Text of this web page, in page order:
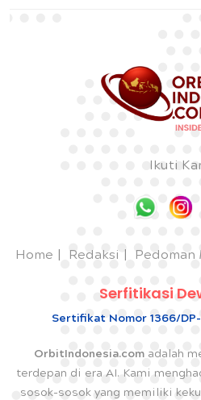
Ikuti
Home Redaksi Pedoman
Serfitikasi
Sertifikat Nomor 1366/
OrbitIndonesia.com adalah
terdepan di era AI. Kami
sosok-sosok yang memiliki